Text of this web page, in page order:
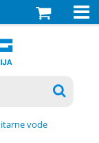


vode